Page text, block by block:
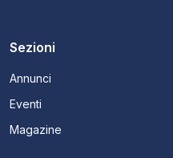
Sezioni
Annunci
Eventi
Magazine